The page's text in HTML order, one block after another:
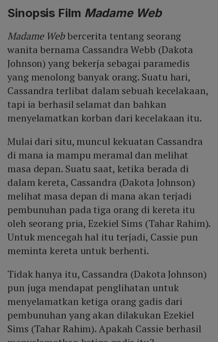
selaras.
Sinopsis Film Madame Web
Madame Webbercerita tentang seorang
wanita bernama Cassandra Webb (Dakota
Johnson) yang bekerja sebagai paramedis
yang menolong banyak orang. Suatu hari,
Cassandra terlibat dalam sebuah kecelakaan,
tapi ia berhasil selamat dan bahkan
menyelamatkan korban dari kecelakaan itu.
Mulai dari situ, muncul kekuatan Cassandra
di mana ia mampu meramal dan melihat
masa depan. Suatu saat, ketika berada di
dalam kereta, Cassandra (Dakota Johnson)
melihat masa depan di mana akan terjadi
pembunuhan pada tiga orang di kereta itu
oleh seorang pria, Ezekiel Sims (Tahar Rahim).
Untuk mencegah hal itu terjadi, Cassie pun
meminta kereta untuk berhenti.
Tidak hanya itu, Cassandra (Dakota Johnson)
pun juga mendapat penglihatan untuk
menyelamatkan ketiga orang gadis dari
pembunuhan yang akan dilakukan Ezekiel
Sims (Tahar Rahim). Apakah Cassie berhasil